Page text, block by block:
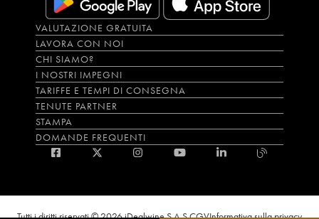
VALUTAZIONE GRATUITA
LAVORA CON NOI
CHI SIAMO?
I NOSTRI IMPEGNI
TARIFFE E TEMPI DI CONSEGNA
TENUTE PARTNER
STAMPA
DOMANDE FREQUENTI
Tutti i diritti riservati © 2026 iDealwine S.A.S.CGVInformativa sulla privacy